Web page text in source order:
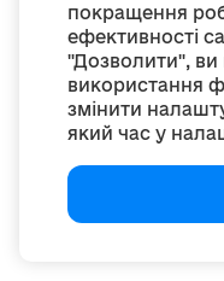
покращення
ефективності
"Дозволити", ви
використання
змінити
який час у